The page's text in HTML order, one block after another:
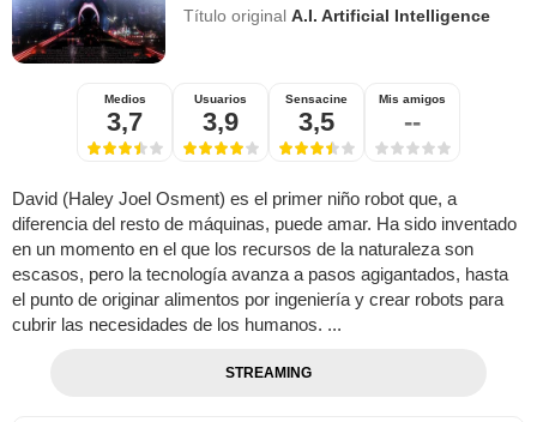
Título originalA.I. Artificial Intelligence
Medios
3,7
Usuarios
3,9
Sensacine
3,5
Mis amigos
--
David (Haley Joel Osment) es el primer niño robot que, a
diferencia del resto de máquinas, puede amar. Ha sido inventado
en un momento en el que los recursos de la naturaleza son
escasos, pero la tecnología avanza a pasos agigantados, hasta
el punto de originar alimentos por ingeniería y crear robots para
cubrir las necesidades de los humanos. ...
STREAMING